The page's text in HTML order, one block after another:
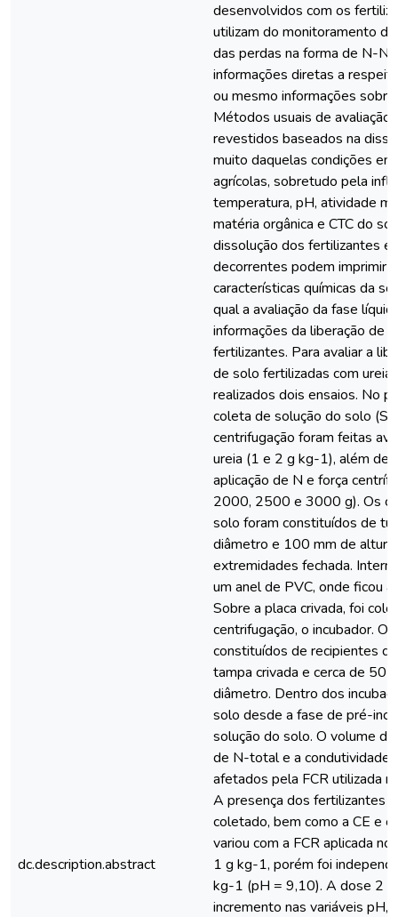
dc.description.abstract
desenvolvidos com os
utilizam do monitoramento
das perdas na forma de N-
informações diretas a
ou mesmo informações
Métodos usuais de
revestidos baseados na
muito daquelas condições
agrícolas, sobretudo pela
temperatura, pH, atividade
matéria orgânica e CTC do
dissolução dos fertilizantes e
decorrentes podem imprimir
características químicas da
qual a avaliação da fase
informações da liberação de
fertilizantes. Para avaliar a
de solo fertilizadas com
realizados dois ensaios. No
coleta de solução do solo
centrifugação foram feitas
ureia (1 e 2 g kg-1), além de
aplicação de N e força
2000, 2500 e 3000 g). Os
solo foram constituídos de
diâmetro e 100 mm de
extremidades fechada.
um anel de PVC, onde ficou
Sobre a placa crivada, foi
centrifugação, o incubador.
constituídos de recipientes
tampa crivada e cerca de 50
diâmetro. Dentro dos
solo desde a fase de pré-
solução do solo. O volume
de N-total e a condutividade
afetados pela FCR utilizada
A presença dos fertilizantes
coletado, bem como a CE e
variou com a FCR aplicada
1 g kg-1, porém foi
kg-1 (pH = 9,10). A dose 2
incremento nas variáveis pH,